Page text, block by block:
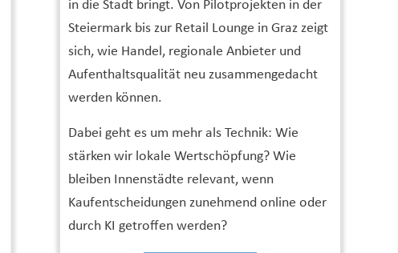
in die Stadt bringt. Von Pilotprojekten in der
Steiermark bis zur Retail Lounge in Graz zeigt
sich, wie Handel, regionale Anbieter und
Aufenthaltsqualität neu zusammengedacht
werden können.
Dabei geht es um mehr als Technik: Wie
stärken wir lokale Wertschöpfung? Wie
bleiben Innenstädte relevant, wenn
Kaufentscheidungen zunehmend online oder
durch KI getroffen werden?